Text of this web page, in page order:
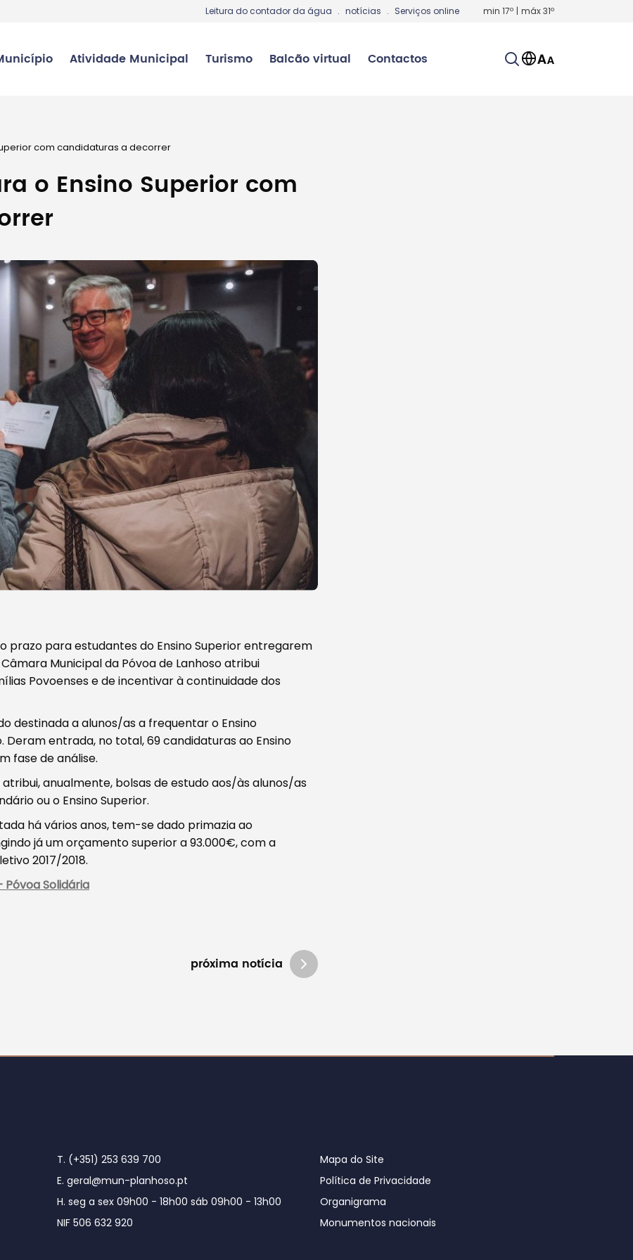
Leitura do contador da água . notícias . Serviços online min 17º | máx31º
Atividade Municipal Turismo Balcão virtual Contactos
com candidaturas a decorrer
o Ensino Superior com
prazo para estudantes do Ensino Superior entregarem
Municipal da Póvoa de Lanhoso atribui
Povoenses e de incentivar à continuidade dos
destinada a alunos/as a frequentar o Ensino
entrada, no total, 69 candidaturas ao Ensino
fase de análise.
anualmente, bolsas de estudo aos/às alunos/as
ou o Ensino Superior.
há vários anos, tem-se dado primazia ao
já um orçamento superior a 93.000€, com a
2017/2018.
Solidária
próxima notícia
T. (+351) 253 639 700
E. geral@mun-planhoso.pt
H. seg a sex 09h00 - 18h00 sáb 09h00 - 13h00
NIF 506 632 920
Mapa do Site
Política de Privacidade
Organigrama
Monumentos nacionais